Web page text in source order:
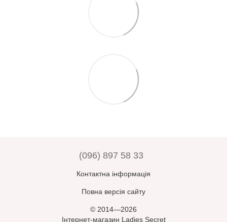
(096) 897 58 33
Контактна інформація
Повна версія сайту
© 2014—2026
Інтернет-магазин Ladies Secret